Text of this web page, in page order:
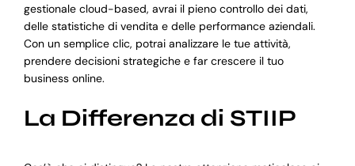
gestionale cloud-based, avrai il pieno controllo dei dati,
delle statistiche di vendita e delle performance aziendali.
Con un semplice clic, potrai analizzare le tue attività,
prendere decisioni strategiche e far crescere il tuo
business online.
La Differenza di STIIP